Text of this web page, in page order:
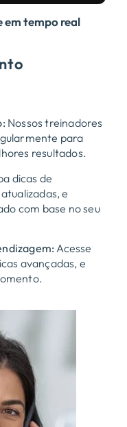
em tempo real
Nossos treinadores
para
resultados.
dicas de
e
com base no seu
Acesse
avançadas, e